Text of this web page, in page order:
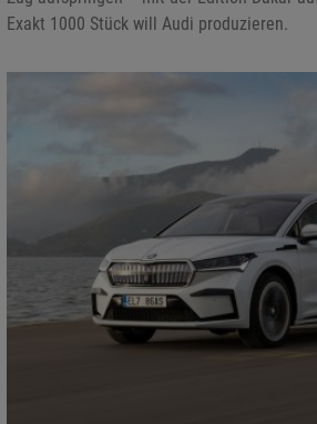
Exakt 1000 Stück will Audi produzieren.